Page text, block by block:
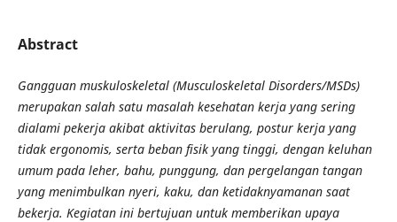
Abstract
Gangguan muskuloskeletal (Musculoskeletal Disorders/MSDs)
merupakan salah satu masalah kesehatan kerja yang sering
dialami pekerja akibat aktivitas berulang, postur kerja yang
tidak ergonomis, serta beban fisik yang tinggi, dengan keluhan
umum pada leher, bahu, punggung, dan pergelangan tangan
yang menimbulkan nyeri, kaku, dan ketidaknyamanan saat
bekerja. Kegiatan ini bertujuan untuk memberikan upaya